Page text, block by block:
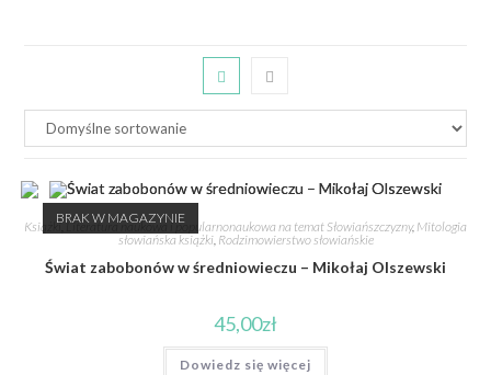
BRAK W MAGAZYNIE
Książki,Literatura naukowa i popularnonaukowa na temat Słowiańszczyzny, Mitologia
słowiańska książki, Rodzimowierstwo słowiańskie
Świat zabobonów w średniowieczu – Mikołaj Olszewski
45,00zł
Dowiedz się więcej